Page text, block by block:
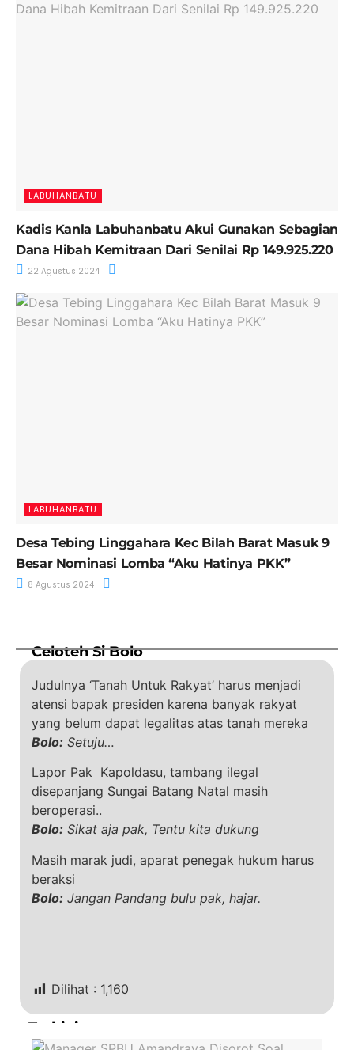
LABUHANBATU
Kadis Kanla Labuhanbatu Akui Gunakan Sebagian
Dana Hibah Kemitraan Dari Senilai Rp 149.925.220
22 Agustus 2024
LABUHANBATU
Desa Tebing Linggahara Kec Bilah Barat Masuk 9
Besar Nominasi Lomba “Aku Hatinya PKK”
8 Agustus 2024
Celoteh Si Bolo
Judulnya ‘Tanah Untuk Rakyat’ harus menjadi
atensi bapak presiden karena banyak rakyat
yang belum dapat legalitas atas tanah mereka
Bolo: Setuju…
Lapor Pak Kapoldasu, tambang ilegal
disepanjang Sungai Batang Natal masih
beroperasi..
Bolo: Sikat aja pak, Tentu kita dukung
Masih marak judi, aparat penegak hukum harus
beraksi
Bolo: Jangan Pandang bulu pak, hajar.
Dilihat : 1,160
Terkini